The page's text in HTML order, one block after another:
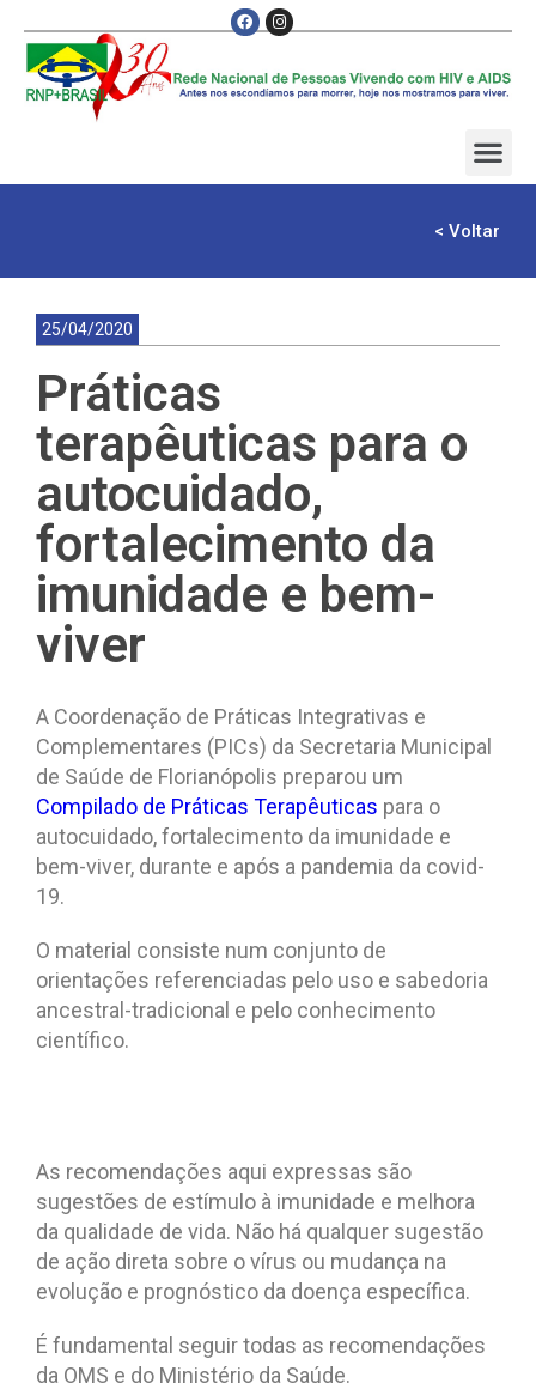
< Voltar
25/04/2020
Práticas
terapêuticas para o
autocuidado,
fortalecimento da
imunidade e bem-
viver
A Coordenação de Práticas Integrativas e
Complementares (PICs) da Secretaria Municipal
de Saúde de Florianópolis preparou um
Compilado de Práticas Terapêuticas para o
autocuidado, fortalecimento da imunidade e
bem-viver, durante e após a pandemia da covid-
19.
O material consiste num conjunto de
orientações referenciadas pelo uso e sabedoria
ancestral-tradicional e pelo conhecimento
científico.
As recomendações aqui expressas são
sugestões de estímulo à imunidade e melhora
da qualidade de vida. Não há qualquer sugestão
de ação direta sobre o vírus ou mudança na
evolução e prognóstico da doença específica.
É fundamental seguir todas as recomendações
da OMS e do Ministério da Saúde.